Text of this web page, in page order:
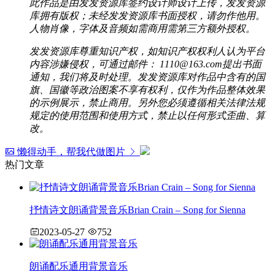
此作品是由发发资源库签约设计师设计上传，发发资源
库拥有版权；未经发发资源库书面授权，请勿作他用。
人物肖像，字体及音频如需商用需第三方额外授权。
发发资源库尊重知识产权，如知识产权权利人认为平台
内容涉嫌侵权，可通过邮件： 1110@163.com提出书面
通知，我们将及时处理。发发资源库对作品中含有的国
旗、国徽等政治图案不享有权利，仅作为作品整体效果
的示例展示，禁止商用。另外您必须遵循相关法律法规
规定的使用范围和使用方式，禁止以任何形式歪曲、算
改。
懒得动手，帮我代做图片
热门文章
抒情诗文朗诵背景音乐Brian Crain – Song for Sienna
2023-05-27 752
朗诵配乐通用背景音乐